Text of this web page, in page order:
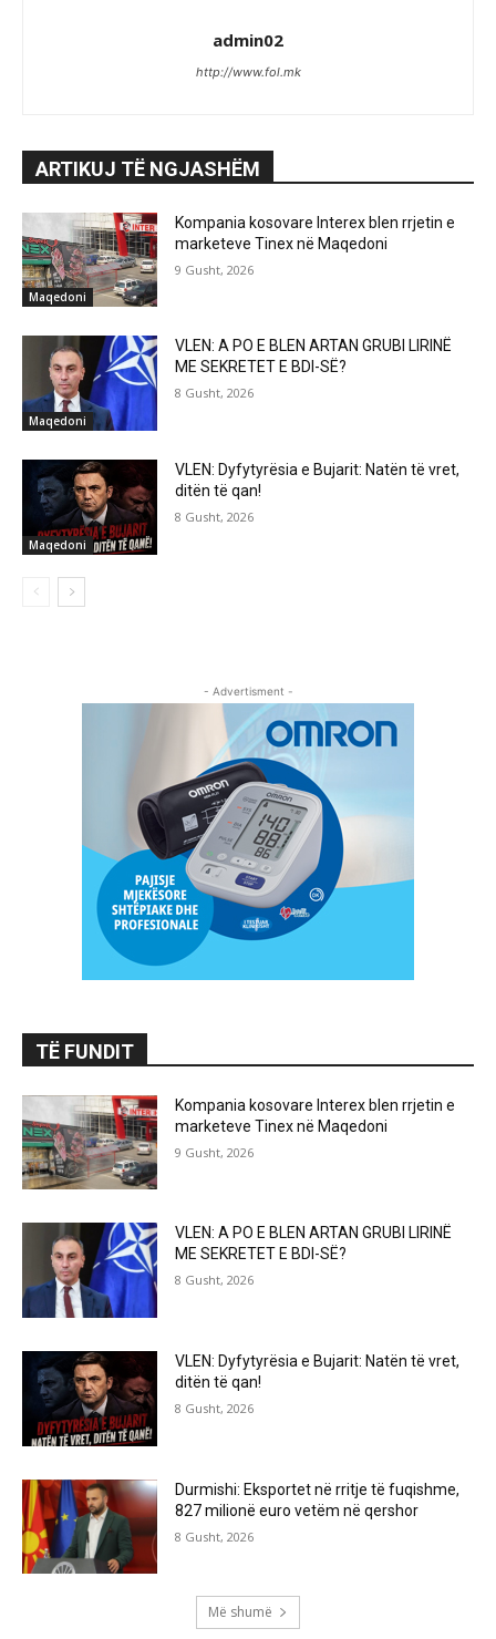
admin02
http://www.fol.mk
ARTIKUJ TË NGJASHËM
Maqedoni
Kompania kosovare Interex blen rrjetin e
marketeve Tinex në Maqedoni
9 Gusht, 2026
Maqedoni
VLEN: A PO E BLEN ARTAN GRUBI LIRINË
ME SEKRETET E BDI-SË?
8 Gusht, 2026
Maqedoni
VLEN: Dyfytyrësia e Bujarit: Natën të vret,
ditën të qan!
8 Gusht, 2026
- Advertisment -
TË FUNDIT
Kompania kosovare Interex blen rrjetin e
marketeve Tinex në Maqedoni
9 Gusht, 2026
VLEN: A PO E BLEN ARTAN GRUBI LIRINË
ME SEKRETET E BDI-SË?
8 Gusht, 2026
VLEN: Dyfytyrësia e Bujarit: Natën të vret,
ditën të qan!
8 Gusht, 2026
Durmishi: Eksportet në rritje të fuqishme,
827 milionë euro vetëm në qershor
8 Gusht, 2026
Më shumë